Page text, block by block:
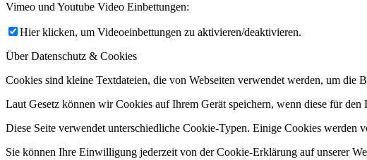
Vimeo und Youtube Video Einbettungen:
Hier klicken, um Videoeinbettungen zu aktivieren/deaktivieren.
Über Datenschutz & Cookies
Cookies sind kleine Textdateien, die von Webseiten verwendet werden, um die
Laut Gesetz können wir Cookies auf Ihrem Gerät speichern, wenn diese für
Diese Seite verwendet unterschiedliche Cookie-Typen. Einige Cookies werden
Sie können Ihre Einwilligung jederzeit von der Cookie-Erklärung auf unserer